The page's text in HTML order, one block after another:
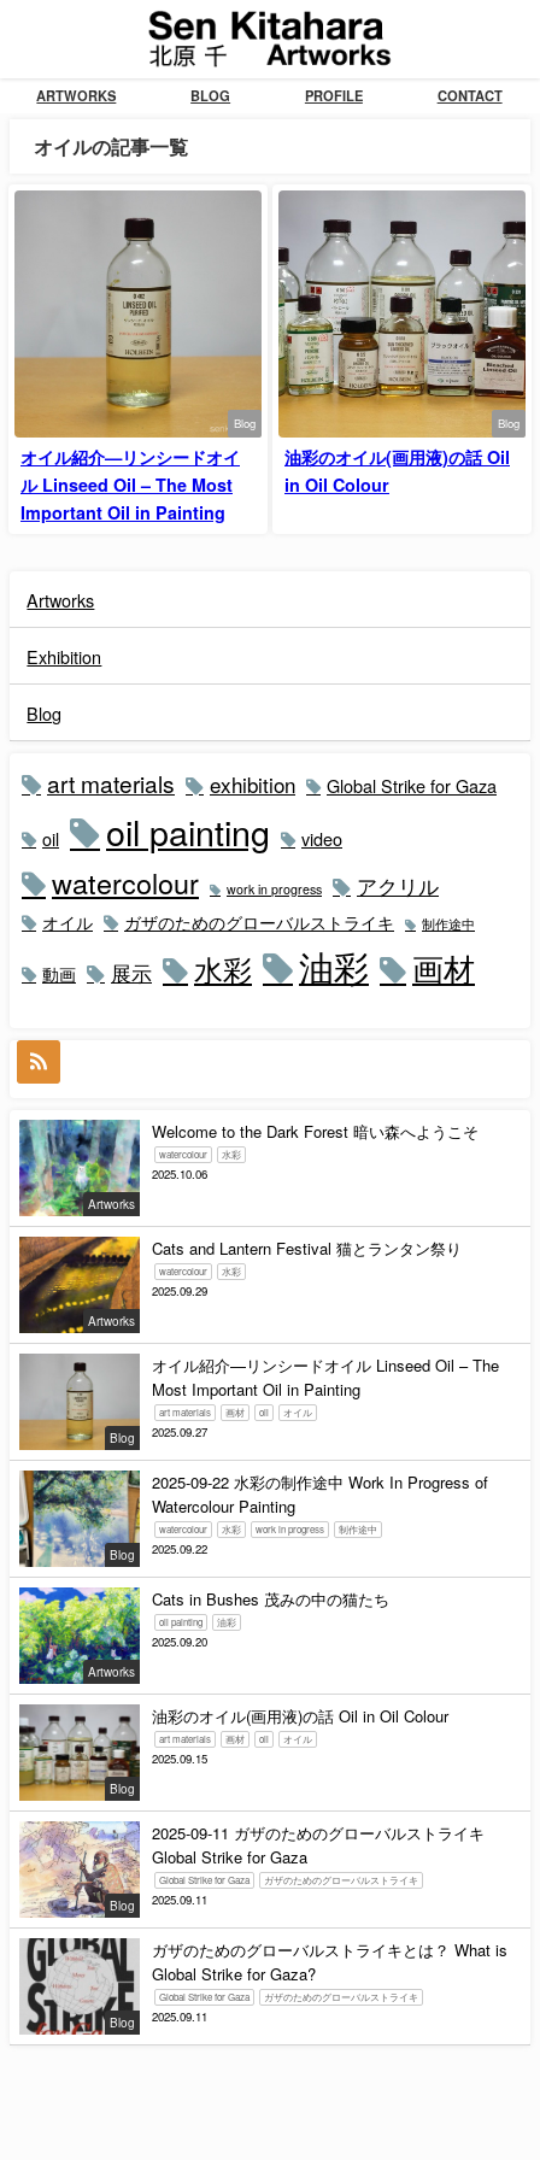
ARTWORKS BLOG PROFILE CONTACT
オイルの記事一覧
Blog
オイル紹介—リンシードオイ
ル Linseed Oil – The Most
Important Oil in Painting
Blog
油彩のオイル(画用液)の話 Oil
in Oil Colour
Artworks
Exhibition
Blog
art materials exhibition Global Strike for Gaza
oil oil painting video
watercolour work in progress アクリル
オイル ガザのためのグローバルストライキ 制作途中
動画 展示 水彩 油彩 画材
Artworks
Welcome to the Dark Forest 暗い森へようこそ
watercolour 水彩
2025.10.06
Artworks
Cats and Lantern Festival 猫とランタン祭り
watercolour 水彩
2025.09.29
Blog
オイル紹介—リンシードオイル Linseed Oil – The
Most Important Oil in Painting
art materials 画材 oil オイル
2025.09.27
Blog
2025-09-22 水彩の制作途中 Work In Progress of
Watercolour Painting
watercolour 水彩 work in progress 制作途中
2025.09.22
Artworks
Cats in Bushes 茂みの中の猫たち
oil painting 油彩
2025.09.20
Blog
油彩のオイル(画用液)の話 Oil in Oil Colour
art materials 画材 oil オイル
2025.09.15
Blog
2025-09-11 ガザのためのグローバルストライキ
Global Strike for Gaza
Global Strike for Gaza ガザのためのグローバルストライキ
2025.09.11
Blog
ガザのためのグローバルストライキとは？ What is
Global Strike for Gaza?
Global Strike for Gaza ガザのためのグローバルストライキ
2025.09.11